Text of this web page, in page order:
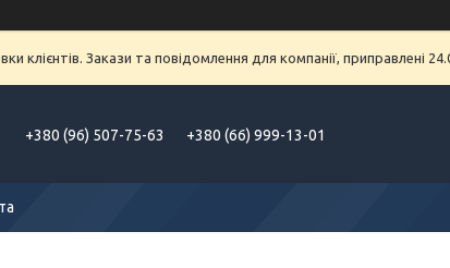
Закази та повідомлення для компанії, приправлені
+380 (96) 507-75-63 +380 (66) 999-13-01